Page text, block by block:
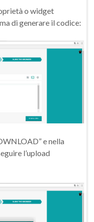
o widget
di generare il codice:
e nella
l’upload